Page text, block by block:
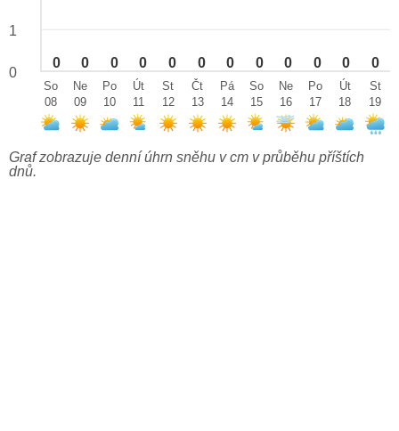
0 0 0 0 0 0 0 0 0 0 0 0
1
0
So
08
Ne
09
Po
10
Út
11
St
12
Čt
13
Pá
14
So
15
Ne
16
Po
17
Út
18
St
19
Graf zobrazuje denní úhrn sněhu v cm v průběhu příštích
dnů.